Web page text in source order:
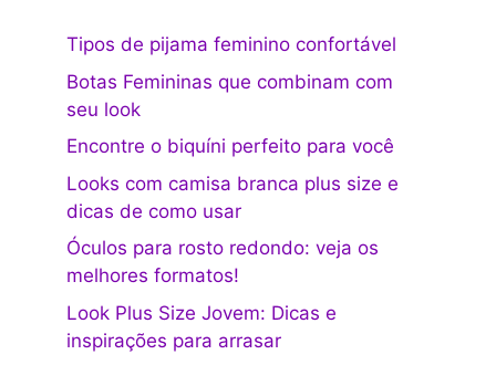
Tipos de pijama feminino confortável
Botas Femininas que combinam com
seu look
Encontre o biquíni perfeito para você
Looks com camisa branca plus size e
dicas de como usar
Óculos para rosto redondo: veja os
melhores formatos!
Look Plus Size Jovem: Dicas e
inspirações para arrasar